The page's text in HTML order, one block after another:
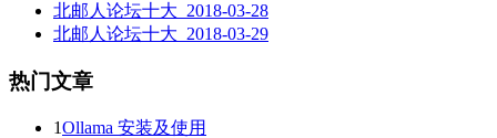
北邮人论坛十大_2018-03-28
北邮人论坛十大_2018-03-29
热门文章
1Ollama 安装及使用